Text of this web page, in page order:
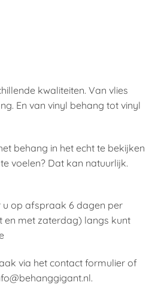
kwaliteiten. Van vlies
En van vinyl behang tot vinyl
behang in het echt te bekijken
voelen? Dat kan natuurlijk.
u op afspraak 6 dagen per
met zaterdag) langs kunt
via het contact formulier of